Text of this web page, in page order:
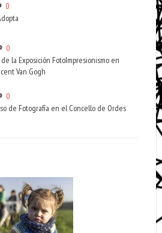
0
0
la Exposición FotoImpresionismo en
Van Gogh
0
de Fotografía en el Concello de Ordes